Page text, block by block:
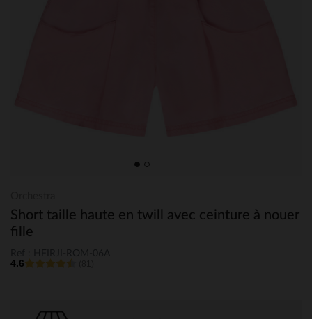
Short taille haute en twill avec ceinture à nouer
fille
4.6